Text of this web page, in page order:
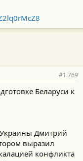
#1.769
Беларуси к
Дмитрий
выразил
конфликта